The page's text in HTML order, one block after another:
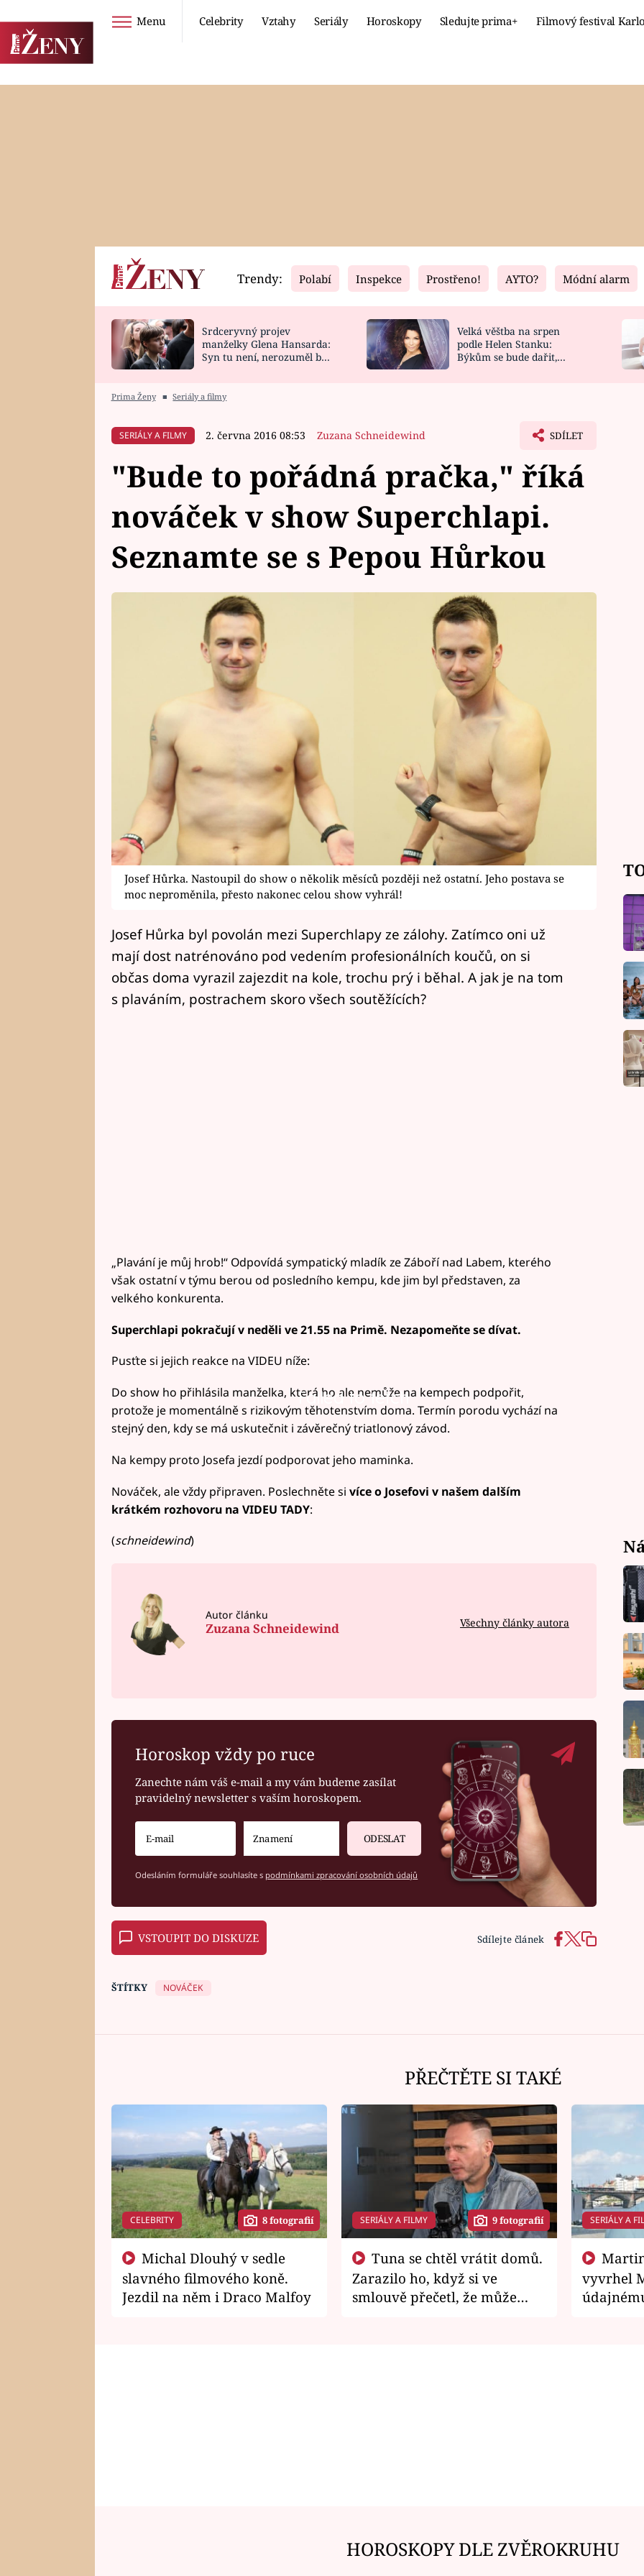
Menu Celebrity Vztahy Seriály Horoskopy Sledujte prima+ Filmový festival
Horoskopy
HOROSKOP NA
Video
CELEBRITY
VAŘENÍ
Fresh
NOVINKY
VIDEORECEPTY
Living
DESIGN
Trendy: Polabí Inspekce Prostřeno! AYTO? Módní alarm
Srdceryvný projev
manželky Glena Hansarda:
Syn tu není, nerozuměl by
Velká věštba na srpen
podle Helen Stanku:
Býkům se bude dařit,
Prima Ženy ■ Seriály a filmy
SERIÁLY A FILMY 2. června 2016 08:53 Zuzana Schneidewind SDÍLET
"Bude to pořádná pračka," říká
nováček v show Superchlapi.
Seznamte se s Pepou Hůrkou
Josef Hůrka. Nastoupil do show o několik měsíců později než ostatní. Jeho postava se
moc neproměnila, přesto nakonec celou show vyhrál!
Josef Hůrka byl povolán mezi Superchlapy ze zálohy. Zatímco oni už
mají dost natrénováno pod vedením profesionálních koučů, on si
občas doma vyrazil zajezdit na kole, trochu prý i běhal. A jak je na tom
s plaváním, postrachem skoro všech soutěžících?
„Plavání je můj hrob!“ Odpovídá sympatický mladík ze Záboří nad Labem, kterého
však ostatní v týmu berou od posledního kempu, kde jim byl představen, za
velkého konkurenta.
Superchlapi pokračují v neděli ve 21.55 na Primě. Nezapomeňte se dívat.
Pusťte si jejich reakce na VIDEU níže:
Failed to fetch
Do show ho přihlásila manželka, která ho ale nemůže na kempech podpořit,
protože je momentálně s rizikovým těhotenstvím doma. Termín porodu vychází na
stejný den, kdy se má uskutečnit i závěrečný triatlonový závod.
Na kempy proto Josefa jezdí podporovat jeho maminka.
Nováček, ale vždy připraven. Poslechněte si více o Josefovi v našem dalším
krátkém rozhovoru na VIDEU TADY:
(schneidewind)
Autor článku
Zuzana Schneidewind Všechny články autora
Horoskop vždy po ruce
Zanechte nám váš e-mail a my vám budeme zasílat
pravidelný newsletter s vaším horoskopem.
ODESLAT
Odesláním formuláře souhlasíte s podmínkami zpracování osobních údajů
VSTOUPIT DO DISKUZE Sdílejte článek
ŠTÍTKY NOVÁČEK
PŘEČTĚTE SI TAKÉ
CELEBRITY 8 fotografií
slavného filmového koně.
Jezdil na něm i Draco Malfoy
SERIÁLY A FILMY 9 fotografií
Zarazilo ho, když si ve
smlouvě přečetl, že může
SERIÁLY A
vyvrhel
HOROSKOPY DLE ZVĚROKRUHU